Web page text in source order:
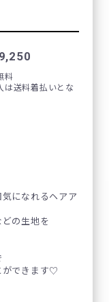
料
送料着払いとな
になれるヘアア
の生地を
ができます♡